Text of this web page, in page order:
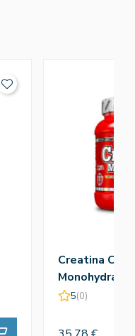
Creatina
Monohydrate
5(0)